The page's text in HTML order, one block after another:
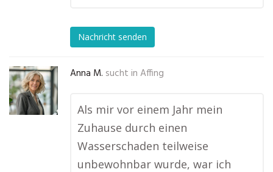
Nachricht senden
Anna M. sucht in Affing
Als mir vor einem Jahr mein
Zuhause durch einen
Wasserschaden teilweise
unbewohnbar wurde, war ich